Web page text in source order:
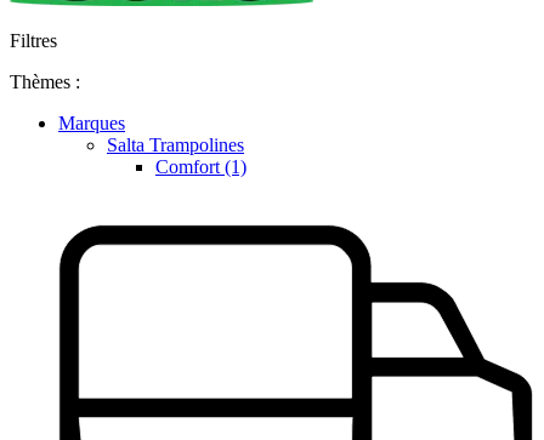
Filtres
Thèmes :
Marques
Salta Trampolines
Comfort (1)